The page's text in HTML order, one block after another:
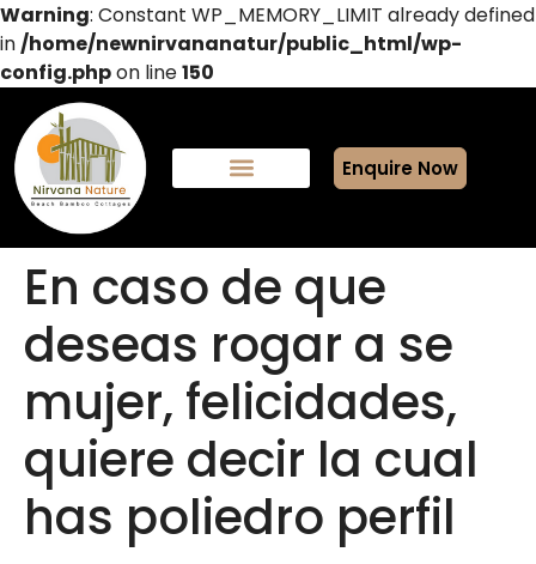
Warning: Constant WP_MEMORY_LIMIT already defined
in/home/newnirvananatur/public_html/wp-
config.phpon line150
Enquire Now
En caso de que
deseas rogar a se
mujer, felicidades,
quiere decir la cual
has poliedro perfil